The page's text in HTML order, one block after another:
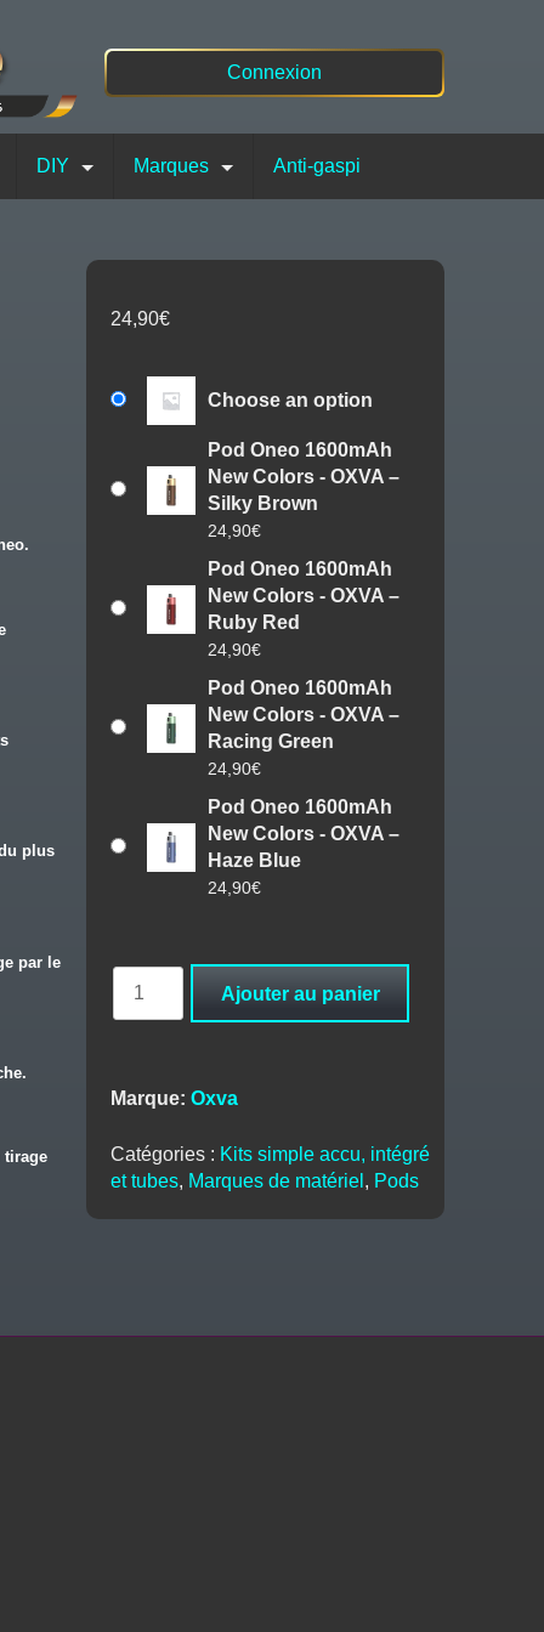
Connexion
DIY Marques Anti-gaspi
plus
par le
tirage
24,90€
Choose an option
Pod Oneo 1600mAh
New Colors - OXVA –
Silky Brown
24,90€
Pod Oneo 1600mAh
New Colors - OXVA –
Ruby Red
24,90€
Pod Oneo 1600mAh
New Colors - OXVA –
Racing Green
24,90€
Pod Oneo 1600mAh
New Colors - OXVA –
Haze Blue
24,90€
New
-
OXVA
Ajouter au panier
Marque: Oxva
Catégories : Kits simple accu, intégré
et tubes, Marques de matériel , Pods